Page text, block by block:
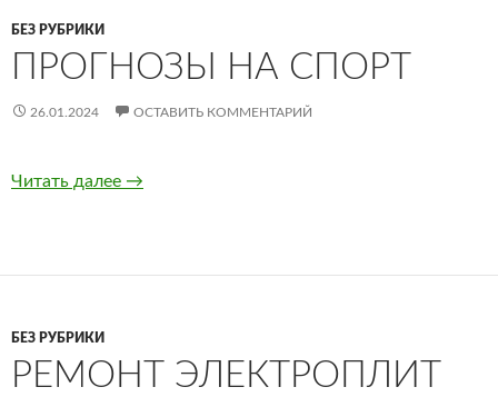
БЕЗ РУБРИКИ
ПРОГНОЗЫ НА СПОРТ
26.01.2024 ОСТАВИТЬ КОММЕНТАРИЙ
Читать далее Прогнозы на спорт
→
БЕЗ РУБРИКИ
РЕМОНТ ЭЛЕКТРОПЛИТ